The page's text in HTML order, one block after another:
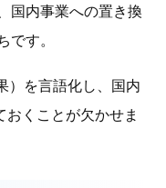
国内事業への置き換
す。
を言語化し、国内
おくことが欠かせま